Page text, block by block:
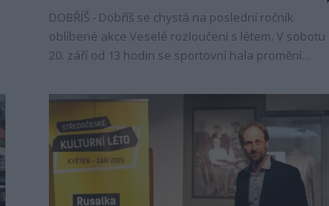
DOBŘÍŠ - Dobříš se chystá na poslední ročník
oblíbené akce Veselé rozloučení s létem. V sobotu
20. září od 13 hodin se sportovní hala promění...